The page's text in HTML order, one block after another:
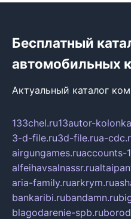
Бесплатный
автомобильных
Актуальный каталог
133chel.ru13autor-
3-d-file.ru3d-file.rua-
airgungames.ruaccounts-
alfeihavsalnassr.ru
aria-family.ruarkrym.ru
bankaribi.rubandamn.ru
blagodarenie-spb.ru